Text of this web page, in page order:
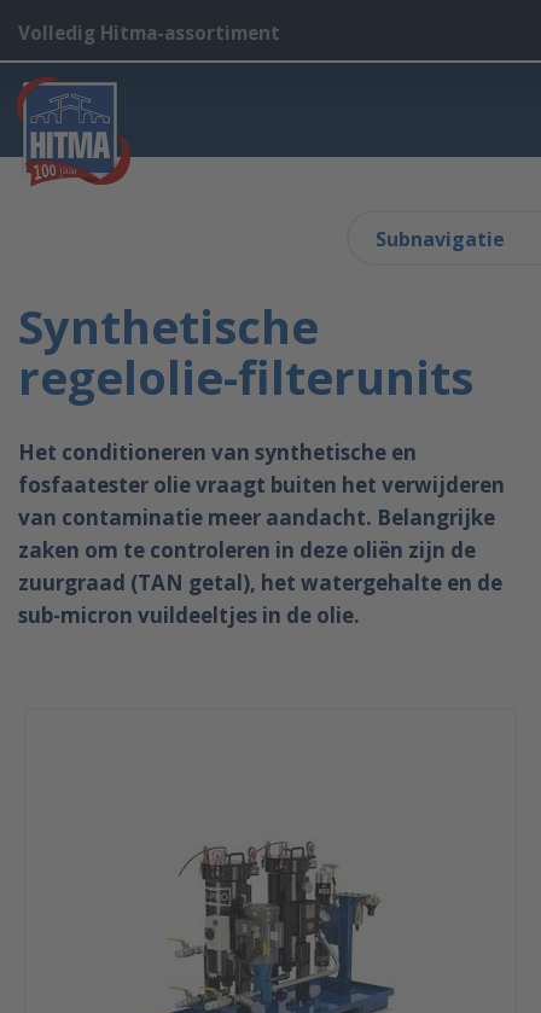
Volledig Hitma-assortiment
Subnavigatie
Synthetische
regelolie-filterunits
Het conditioneren van synthetische en
fosfaatester olie vraagt buiten het verwijderen
van contaminatie meer aandacht. Belangrijke
zaken om te controleren in deze oliën zijn de
zuurgraad (TAN getal), het watergehalte en de
sub-micron vuildeeltjes in de olie.